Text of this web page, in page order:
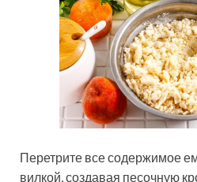
Перетрите все содержимое
вилкой, создавая песочную